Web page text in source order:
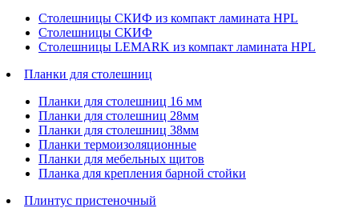
Столешницы СКИФ из компакт ламината HPL
Столешницы СКИФ
Столешницы LEMARK из компакт ламината HPL
Планки для столешниц
Планки для столешниц 16 мм
Планки для столешниц 28мм
Планки для столешниц 38мм
Планки термоизоляционные
Планки для мебельных щитов
Планка для крепления барной стойки
Плинтус пристеночный